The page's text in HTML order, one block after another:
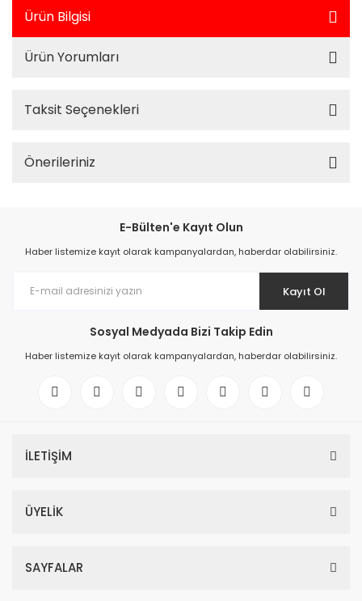
Ürün Bilgisi
Ürün Yorumları
Taksit Seçenekleri
Önerileriniz
E-Bülten'e Kayıt Olun
Haber listemize kayıt olarak kampanyalardan, haberdar olabilirsiniz.
Kayıt Ol
Sosyal Medyada Bizi Takip Edin
Haber listemize kayıt olarak kampanyalardan, haberdar olabilirsiniz.
İLETİŞİM
ÜYELİK
SAYFALAR